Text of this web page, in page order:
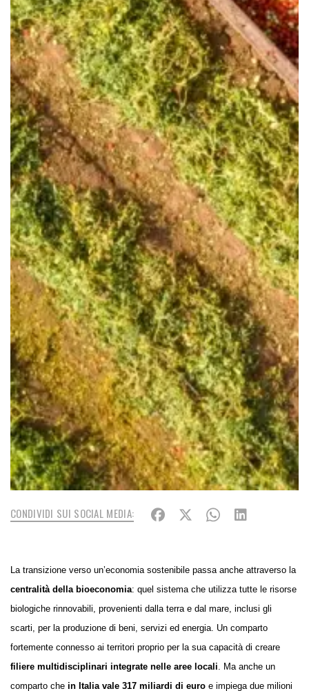
CONDIVIDI SUI SOCIAL MEDIA:
La transizione verso un’economia sostenibile passa anche attraverso la
centralità della bioeconomia: quel sistema che utilizza tutte le risorse
biologiche rinnovabili, provenienti dalla terra e dal mare, inclusi gli
scarti, per la produzione di beni, servizi ed energia. Un comparto
fortemente connesso ai territori proprio per la sua capacità di creare
filiere multidisciplinari integrate nelle aree locali. Ma anche un
comparto che in Italia vale 317 miliardi di euro e impiega due milioni